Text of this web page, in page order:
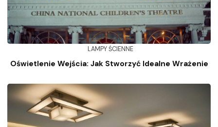
LAMPY ŚCIENNE
Oświetlenie Wejścia: Jak Stworzyć Idealne Wrażenie